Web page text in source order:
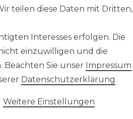
Kontakt
teilen diese Daten mit Dritten,
Interesses erfolgen. Die
einzuwilligen und die
Sie unser Impressum
Daten­schutz­erklärung.
Weitere Einstellungen